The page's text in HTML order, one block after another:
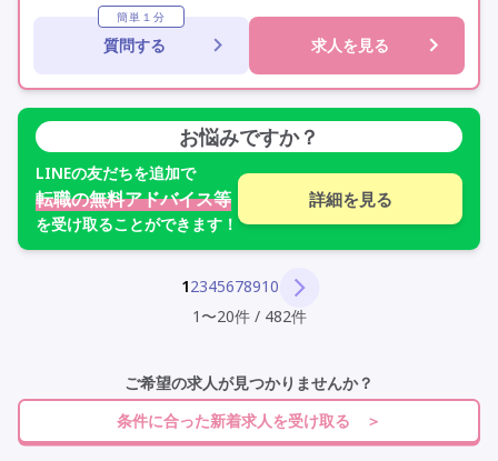
未経験歓迎
定年60歳以上 定年65歳以上
車通勤可
簡単１分
質問する 求人を見る
お悩みですか？
LINEの友だちを追加で
転職の無料アドバイス等
を受け取ることができます！
詳細を見る
12345678910
1 〜20件 / 482件
ご希望の求人が見つかりませんか？
条件に合った新着求人を受け取る ＞